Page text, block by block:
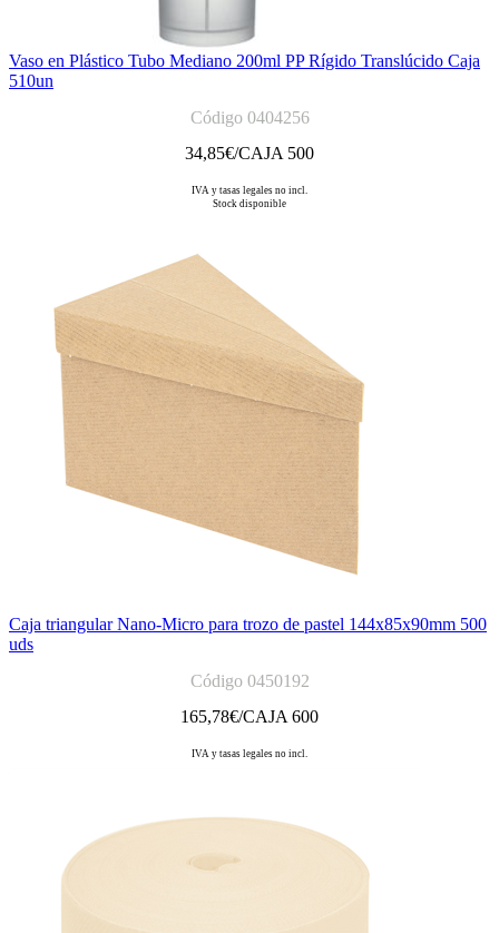
Vaso en Plástico Tubo Mediano 200ml PP Rígido Translúcido Caja
510un
Código 0404256
34,85€/CAJA 500
IVA y tasas legales no incl.
Stock disponible
Caja triangular Nano-Micro para trozo de pastel 144x85x90mm 500
uds
Código 0450192
165,78€/CAJA 600
IVA y tasas legales no incl.